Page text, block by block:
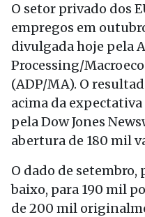
O setor privado dos
empregos em
divulgada hoje pela
Processing/
(ADP/MA). O
acima da
pela Dow Jones
abertura de 180 mil
O dado de
baixo, para 190 mil
de 200 mil